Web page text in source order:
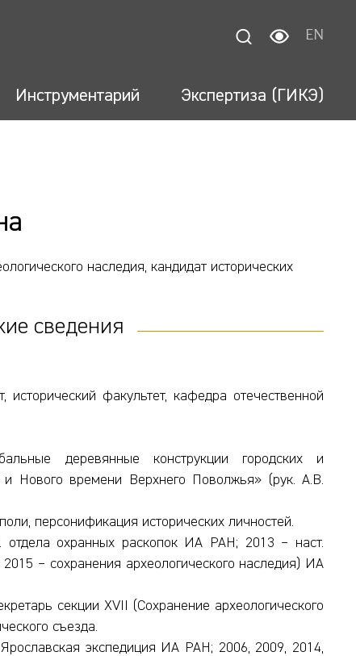
EN
Инструментарий Экспертиза (ГИКЭ)
наследия, кандидат исторических
сведения
исторический факультет, кафедра отечественной
деревянные конструкции городских и
и Нового времени Верхнего Поволжья» (рук. А.В.
персонификация исторических личностей.
отдела охранных раскопок ИА РАН; 2013 – наст.
– сохранения археологического наследия) ИА
секции XVII (Сохранение археологического
съезда.
Ярославская экспедиция ИА РАН; 2006, 2009, 2014,